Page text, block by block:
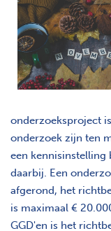
onderzoeksproject
onderzoek zijn ten
een kennisinstelling
daarbij. Een
afgerond, het
is maximaal €
GGD'en is het